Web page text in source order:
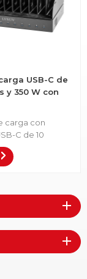
USB-C de
y 350 W con
carga con
C de 10
W es una
para tabletas,
automáticamente
conectados
energía
•Bandeja de